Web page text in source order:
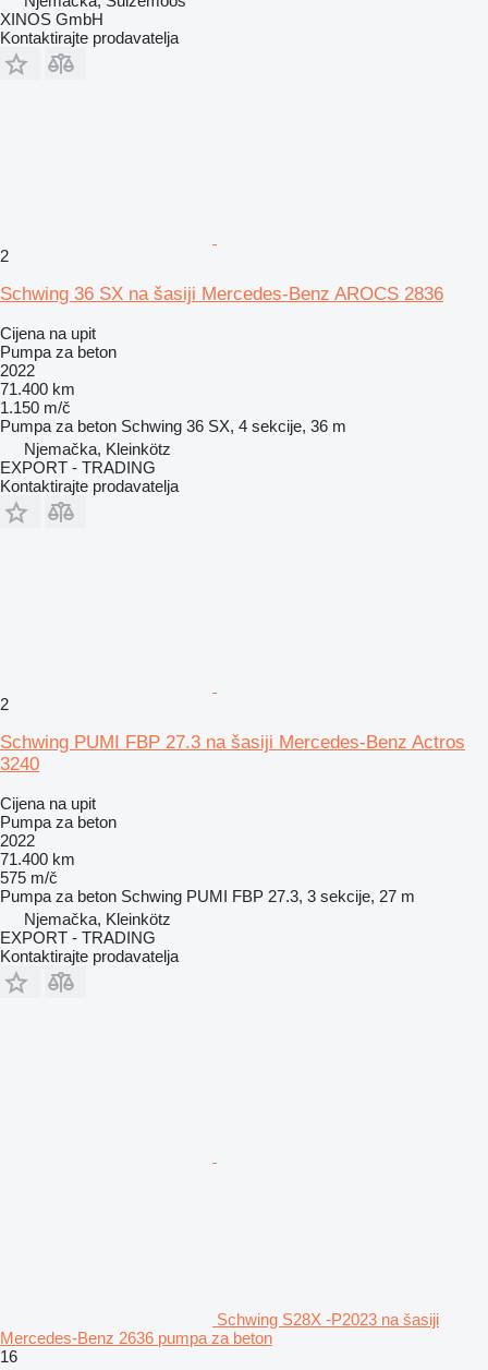
XINOS GmbH
Kontaktirajte prodavatelja
2
Schwing 36 SX na šasiji Mercedes-Benz AROCS 2836
Cijena na upit
Pumpa za beton
2022
71.400 km
1.150 m/č
Pumpa za beton Schwing 36 SX, 4 sekcije, 36 m
Njemačka, Kleinkötz
EXPORT - TRADING
Kontaktirajte prodavatelja
2
Schwing PUMI FBP 27.3 na šasiji Mercedes-Benz Actros
3240
Cijena na upit
Pumpa za beton
2022
71.400 km
575 m/č
Pumpa za beton Schwing PUMI FBP 27.3, 3 sekcije, 27 m
Njemačka, Kleinkötz
EXPORT - TRADING
Kontaktirajte prodavatelja
Schwing S28X -P2023 na šasiji
Mercedes-Benz 2636 pumpa za beton
16